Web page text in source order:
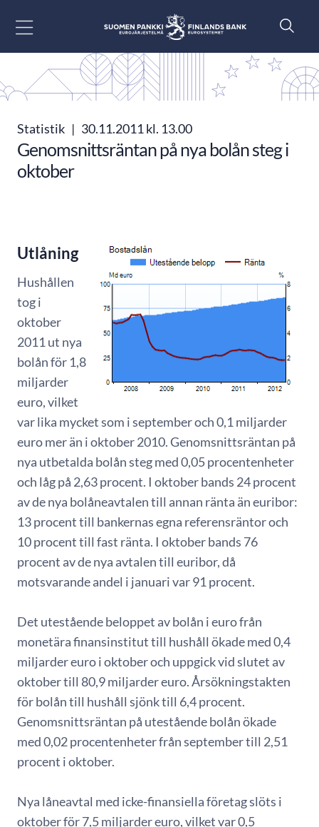
Statistik | 30.11.2011 kl. 13.00
Genomsnittsräntan på nya bolån steg i
oktober
Utlåning
Hushållen
tog i
oktober
2011 ut nya
bolån för 1,8
miljarder
euro, vilket
var lika mycket som i september och 0,1 miljarder
euro mer än i oktober 2010. Genomsnittsräntan på
nya utbetalda bolån steg med 0,05 procentenheter
och låg på 2,63 procent. I oktober bands 24 procent
av de nya bolåneavtalen till annan ränta än euribor:
13 procent till bankernas egna referensräntor och
10 procent till fast ränta. I oktober bands 76
procent av de nya avtalen till euribor, då
motsvarande andel i januari var 91 procent.
Det utestående beloppet av bolån i euro från
monetära finansinstitut till hushåll ökade med 0,4
miljarder euro i oktober och uppgick vid slutet av
oktober till 80,9 miljarder euro. Årsökningstakten
för bolån till hushåll sjönk till 6,4 procent.
Genomsnittsräntan på utestående bolån ökade
med 0,02 procentenheter från september till 2,51
procent i oktober.
Nya låneavtal med icke-finansiella företag slöts i
oktober för 7,5 miljarder euro, vilket var 0,5